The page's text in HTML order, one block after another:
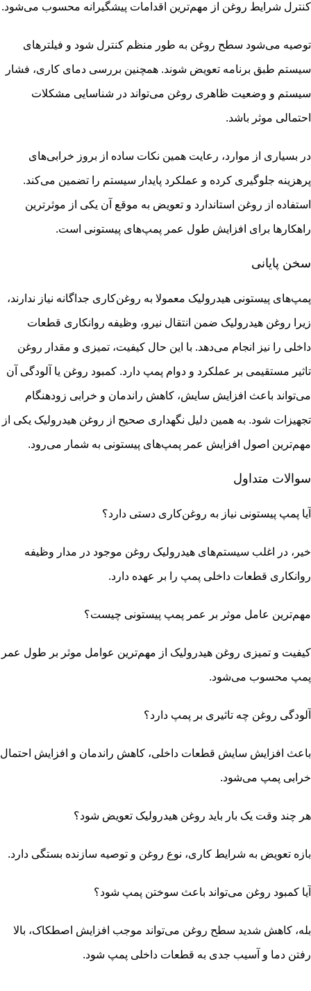
کنترل شرایط روغن از مهم‌ترین اقدامات پیشگیرانه محسوب می‌شود.
توصیه می‌شود سطح روغن به طور منظم کنترل شود و فیلترهای
سیستم طبق برنامه تعویض شوند. همچنین بررسی دمای کاری، فشار
سیستم و وضعیت ظاهری روغن می‌تواند در شناسایی مشکلات
احتمالی موثر باشد.
در بسیاری از موارد، رعایت همین نکات ساده از بروز خرابی‌های
پرهزینه جلوگیری کرده و عملکرد پایدار سیستم را تضمین می‌کند.
استفاده از روغن استاندارد و تعویض به موقع آن یکی از موثرترین
راهکارها برای افزایش طول عمر پمپ‌های پیستونی است.
سخن پایانی
پمپ‌های پیستونی هیدرولیک معمولا به روغن‌کاری جداگانه نیاز ندارند،
زیرا روغن هیدرولیک ضمن انتقال نیرو، وظیفه روانکاری قطعات
داخلی را نیز انجام می‌دهد. با این حال کیفیت، تمیزی و مقدار روغن
تاثیر مستقیمی بر عملکرد و دوام پمپ دارد. کمبود روغن یا آلودگی آن
می‌تواند باعث افزایش سایش، کاهش راندمان و خرابی زودهنگام
تجهیزات شود. به همین دلیل نگهداری صحیح از روغن هیدرولیک یکی از
مهم‌ترین اصول افزایش عمر پمپ‌های پیستونی به شمار می‌رود.
سوالات متداول
آیا پمپ پیستونی نیاز به روغن‌کاری دستی دارد؟
خیر، در اغلب سیستم‌های هیدرولیک روغن موجود در مدار وظیفه
روانکاری قطعات داخلی پمپ را بر عهده دارد.
مهم‌ترین عامل موثر بر عمر پمپ پیستونی چیست؟
کیفیت و تمیزی روغن هیدرولیک از مهم‌ترین عوامل موثر بر طول عمر
پمپ محسوب می‌شود.
آلودگی روغن چه تاثیری بر پمپ دارد؟
باعث افزایش سایش قطعات داخلی، کاهش راندمان و افزایش احتمال
خرابی پمپ می‌شود.
هر چند وقت یک بار باید روغن هیدرولیک تعویض شود؟
بازه تعویض به شرایط کاری، نوع روغن و توصیه سازنده بستگی دارد.
آیا کمبود روغن می‌تواند باعث سوختن پمپ شود؟
بله، کاهش شدید سطح روغن می‌تواند موجب افزایش اصطکاک، بالا
رفتن دما و آسیب جدی به قطعات داخلی پمپ شود.